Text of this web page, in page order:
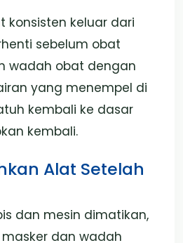
konsisten keluar dari
sebelum obat
wadah obat dengan
yang menempel di
kembali ke dasar
kembali.
Alat Setelah
dan mesin dimatikan,
dan wadah